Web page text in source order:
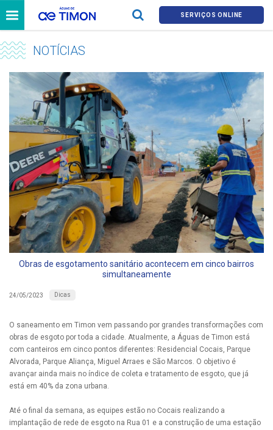
SERVIÇOS ONLINE
NOTÍCIAS
Obras de esgotamento sanitário acontecem em cinco bairros
simultaneamente
24/05/2023 Dicas
O saneamento em Timon vem passando por grandes transformações com
obras de esgoto por toda a cidade. Atualmente, a Águas de Timon está
com canteiros em cinco pontos diferentes: Residencial Cocais, Parque
Alvorada, Parque Aliança, Miguel Arraes e São Marcos. O objetivo é
avançar ainda mais no índice de coleta e tratamento de esgoto, que já
está em 40% da zona urbana.
Até o final da semana, as equipes estão no Cocais realizando a
implantação de rede de esgoto na Rua 01 e a construção de uma estação